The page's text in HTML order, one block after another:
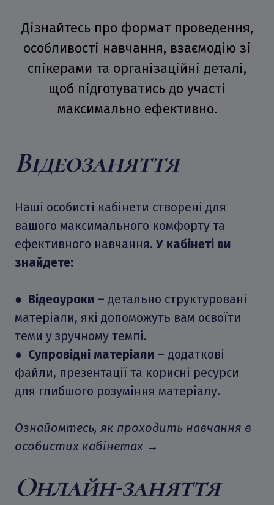
Дізнайтесь про формат проведення,
особливості навчання, взаємодію зі
спікерами та організаційні деталі,
щоб підготуватись до участі
максимально ефективно.
Відеозаняття
Наші особисті кабінети створені для
вашого максимального комфорту та
ефективного навчання. У кабінеті ви
знайдете:
● Відеоуроки – детально структуровані
матеріали, які допоможуть вам освоїти
теми у зручному темпі.
● Супровідні матеріали – додаткові
файли, презентації та корисні ресурси
для глибшого розуміння матеріалу.
Ознайомтесь, як проходить навчання в
особистих кабінетах →
Онлайн-заняття